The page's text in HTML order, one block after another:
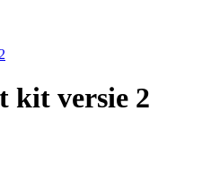
kit versie 2